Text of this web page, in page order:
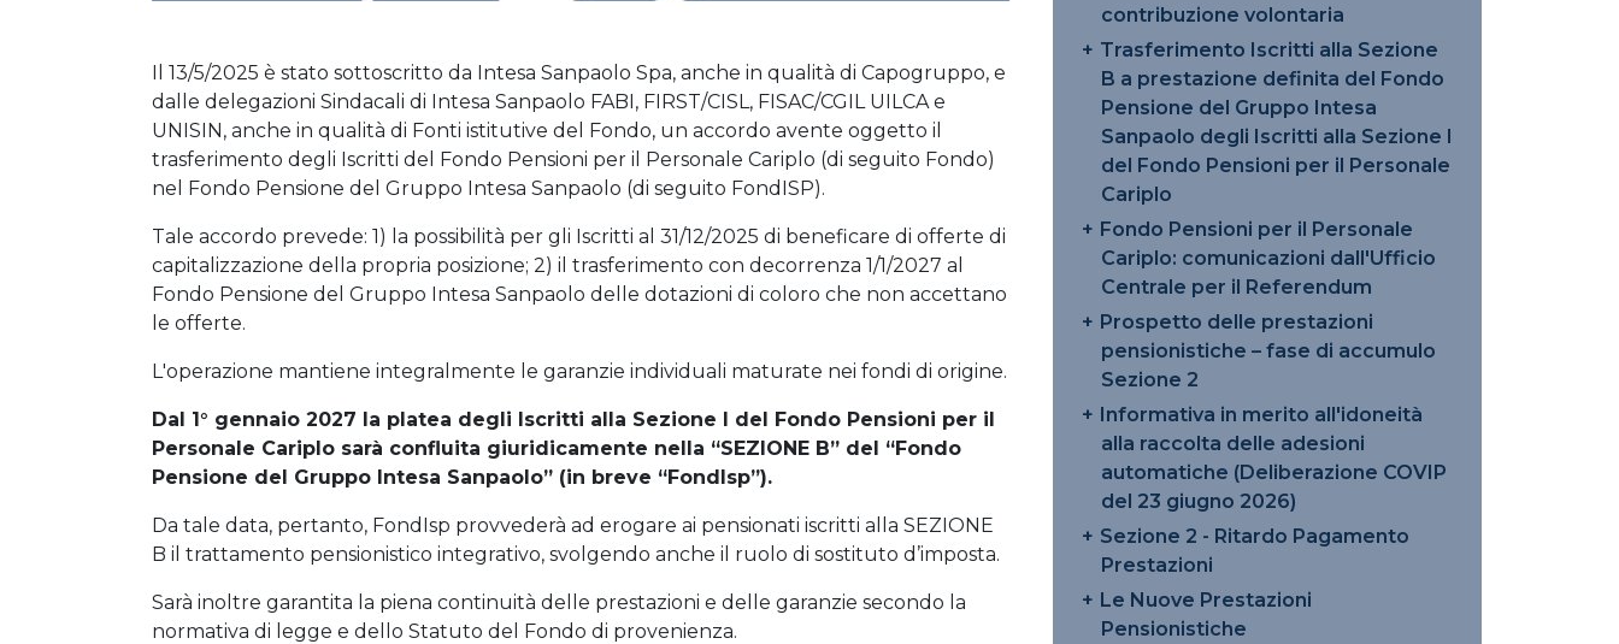
Il 13/5/2025 è stato sottoscritto da Intesa Sanpaolo Spa, anche in qualità di Capogruppo, e
dalle delegazioni Sindacali di Intesa Sanpaolo FABI, FIRST/CISL, FISAC/CGIL UILCA e
UNISIN, anche in qualità di Fonti istitutive del Fondo, un accordo avente oggetto il
trasferimento degli Iscritti del Fondo Pensioni per il Personale Cariplo (di seguito Fondo)
nel Fondo Pensione del Gruppo Intesa Sanpaolo (di seguito FondISP).
Tale accordo prevede: 1) la possibilità per gli Iscritti al 31/12/2025 di beneficare di offerte di
capitalizzazione della propria posizione; 2) il trasferimento con decorrenza 1/1/2027 al
Fondo Pensione del Gruppo Intesa Sanpaolo delle dotazioni di coloro che non accettano
le offerte.
L'operazione mantiene integralmente le garanzie individuali maturate nei fondi di origine.
Dal 1° gennaio 2027 la platea degli Iscritti alla Sezione I del Fondo Pensioni per il
Personale Cariplo sarà confluita giuridicamente nella “SEZIONE B” del “Fondo
Pensione del Gruppo Intesa Sanpaolo” (in breve “FondIsp”).
Da tale data, pertanto, FondIsp provvederà ad erogare ai pensionati iscritti alla SEZIONE
B il trattamento pensionistico integrativo, svolgendo anche il ruolo di sostituto d’imposta.
Sarà inoltre garantita la piena continuità delle prestazioni e delle garanzie secondo la
normativa di legge e dello Statuto del Fondo di provenienza.
contribuzione volontaria
Trasferimento Iscritti alla Sezione
B a prestazione definita del Fondo
Pensione del Gruppo Intesa
Sanpaolo degli Iscritti alla Sezione I
del Fondo Pensioni per il Personale
Cariplo
Fondo Pensioni per il Personale
Cariplo: comunicazioni dall'Ufficio
Centrale per il Referendum
Prospetto delle prestazioni
pensionistiche – fase di accumulo
Sezione 2
Informativa in merito all'idoneità
alla raccolta delle adesioni
automatiche (Deliberazione COVIP
del 23 giugno 2026)
Sezione 2 - Ritardo Pagamento
Prestazioni
Le Nuove Prestazioni
Pensionistiche